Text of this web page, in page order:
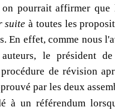
pourrait affirmer que
suite à toutes les
En effet, comme nous
auteurs, le président
de révision
par les deux
à un référendum